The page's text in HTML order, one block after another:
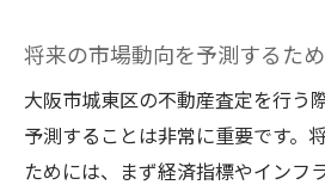
不動産売却に伴う税務対
不動産査定の基本知識を理
る方法
基本的な不動産査定の
将来の市場動向を予測するた
大阪市城東区の不動産査定を行う
予測することは非常に重要です。
ためには、まず経済指標やインフ